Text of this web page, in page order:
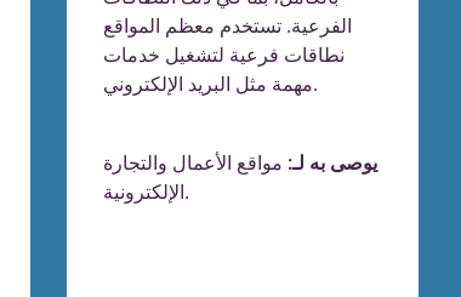
الفرعية. تستخدم معظم المواقع
نطاقات فرعية لتشغيل خدمات
مهمة مثل البريد الإلكتروني.
يوصى به لـ: مواقع الأعمال والتجارة
الإلكترونية.